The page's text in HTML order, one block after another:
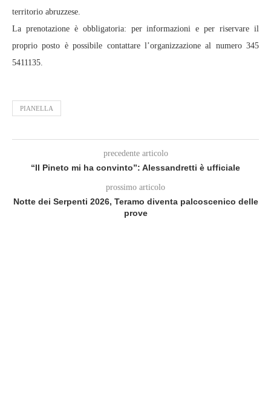
territorio abruzzese.
La prenotazione è obbligatoria: per informazioni e per riservare il
proprio posto è possibile contattare l’organizzazione al numero 345
5411135.
PIANELLA
precedente articolo
“Il Pineto mi ha convinto”: Alessandretti è ufficiale
prossimo articolo
Notte dei Serpenti 2026, Teramo diventa palcoscenico delle
prove